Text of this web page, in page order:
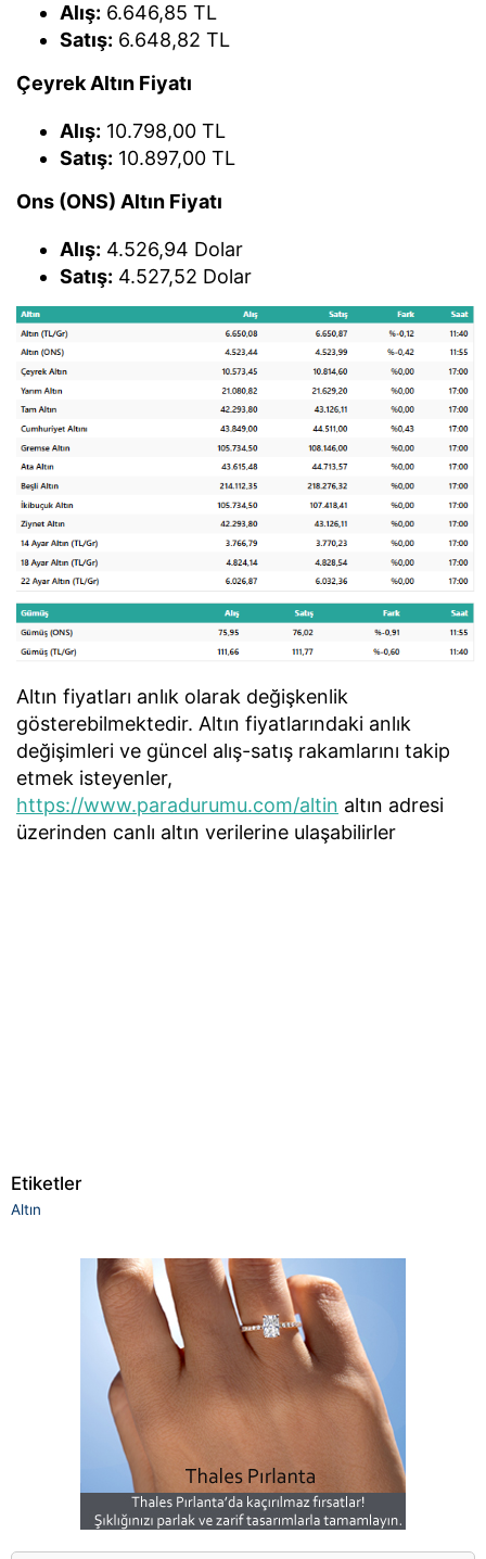
Alış: 6.646,85 TL
Satış: 6.648,82 TL
Çeyrek Altın Fiyatı
Alış: 10.798,00 TL
Satış: 10.897,00 TL
Ons (ONS) Altın Fiyatı
Alış: 4.526,94 Dolar
Satış: 4.527,52 Dolar
Altın fiyatları anlık olarak değişkenlik
gösterebilmektedir. Altın fiyatlarındaki anlık
değişimleri ve güncel alış-satış rakamlarını takip
etmek isteyenler,
https://www.paradurumu.com/altin altın adresi
üzerinden canlı altın verilerine ulaşabilirler
Etiketler
Altın